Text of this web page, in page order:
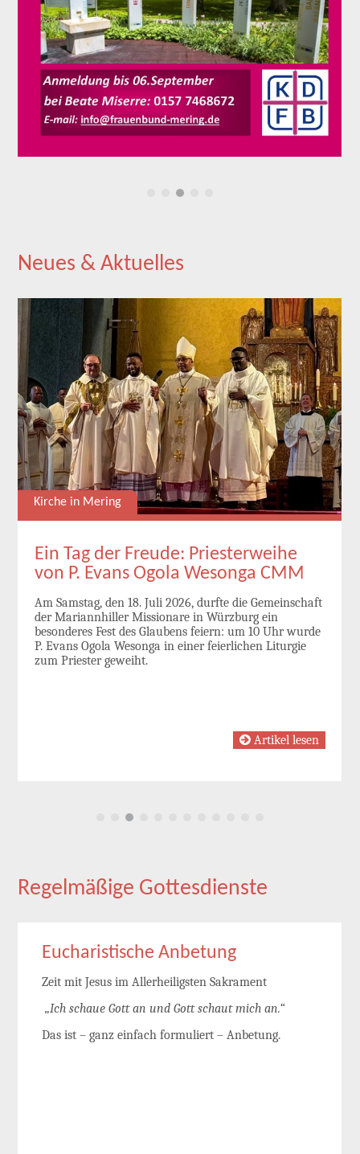
Neues & Aktuelles
Kirche in Mering
Ein Tag der Freude: Priesterweihe
von P. Evans Ogola Wesonga CMM
Am Samstag, den 18. Juli 2026, durfte die Gemeinschaft
der Mariannhiller Missionare in Würzburg ein
besonderes Fest des Glaubens feiern: um 10 Uhr wurde
P. Evans Ogola Wesonga in einer feierlichen Liturgie
zum Priester geweiht.
Artikel lesen
Regelmäßige Gottesdienste
Eucharistische Anbetung
Zeit mit Jesus im Allerheiligsten Sakrament
„Ich schaue Gott an und Gott schaut mich an.“
Das ist – ganz einfach formuliert – Anbetung.